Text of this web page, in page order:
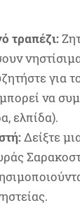
τραπέζι:
για
να
ελπίδα).
Δείξτε